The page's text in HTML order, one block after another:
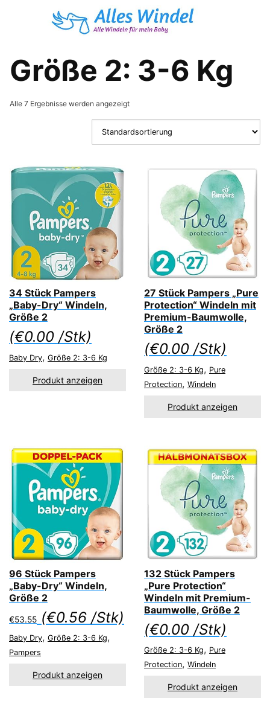
Größe 2: 3-6 Kg
Alle 7 Ergebnisse werden angezeigt
34 Stück Pampers
„Baby-Dry“ Windeln,
Größe 2
(€0.00 /Stk)
Baby Dry, Größe 2: 3-6 Kg
Produkt anzeigen
27 Stück Pampers „Pure
Protection“ Windeln mit
Premium-Baumwolle,
Größe 2
(€0.00 /Stk)
Größe 2: 3-6 Kg, Pure
Protection, Windeln
Produkt anzeigen
96 Stück Pampers
„Baby-Dry“ Windeln,
Größe 2
€53.55 (€0.56 /Stk)
Baby Dry, Größe 2: 3-6 Kg,
Pampers
Produkt anzeigen
132 Stück Pampers
„Pure Protection“
Windeln mit Premium-
Baumwolle, Größe 2
(€0.00 /Stk)
Größe 2: 3-6 Kg, Pure
Protection, Windeln
Produkt anzeigen